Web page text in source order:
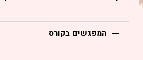
המפגשים בקורס